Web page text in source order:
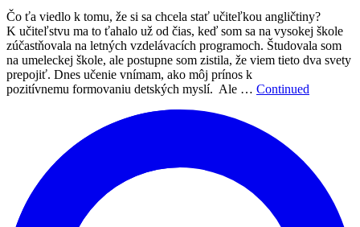
Čo ťa viedlo k tomu, že si sa chcela stať učiteľkou angličtiny?
K učiteľstvu ma to ťahalo už od čias, keď som sa na vysokej škole
zúčastňovala na letných vzdelávacích programoch. Študovala som
na umeleckej škole, ale postupne som zistila, že viem tieto dva svety
prepojiť. Dnes učenie vnímam, ako môj prínos k
pozitívnemu formovaniu detských myslí. Ale … Continued